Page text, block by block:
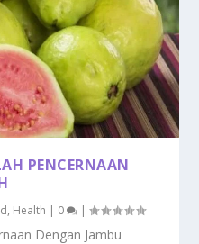
PENCERNAAN
, Health | 0 |
Dengan Jambu